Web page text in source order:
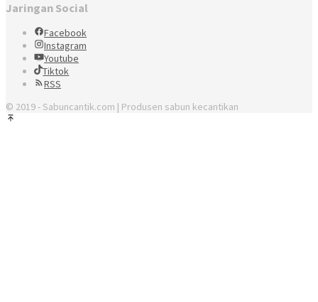
Jaringan Social
Facebook
Instagram
Youtube
Tiktok
RSS
© 2019 - Sabuncantik.com | Produsen sabun kecantikan